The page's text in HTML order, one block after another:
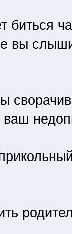
биться
вы
ваш